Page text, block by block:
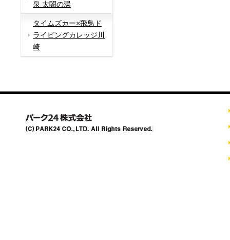
泉 太閤の湯
タイムズカー×飛鳥ド
ライビングカレッジ川
崎